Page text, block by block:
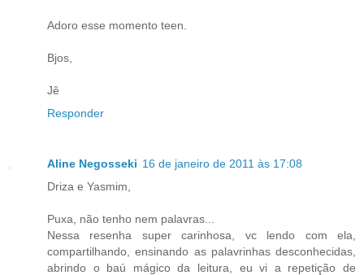
Adoro esse momento teen.
Bjos,
Jê
Responder
Aline Negosseki 16 de janeiro de 2011 às 17:08
Driza e Yasmim,
Puxa, não tenho nem palavras...
Nessa resenha super carinhosa, vc lendo com ela,
compartilhando, ensinando as palavrinhas desconhecidas,
abrindo o baú mágico da leitura, eu vi a repetição de